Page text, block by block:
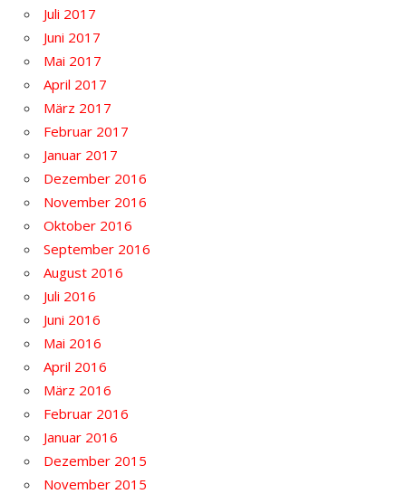
Juli 2017
Juni 2017
Mai 2017
April 2017
März 2017
Februar 2017
Januar 2017
Dezember 2016
November 2016
Oktober 2016
September 2016
August 2016
Juli 2016
Juni 2016
Mai 2016
April 2016
März 2016
Februar 2016
Januar 2016
Dezember 2015
November 2015